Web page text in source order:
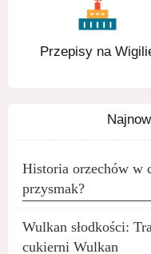
Przepisy na
Historia orzechów w
przysmak?
Wulkan słodkości:
cukierni Wulkan